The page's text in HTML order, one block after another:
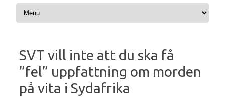
Hoppa till innehåll
SVT vill inte att du ska få
”fel” uppfattning om morden
på vita i Sydafrika